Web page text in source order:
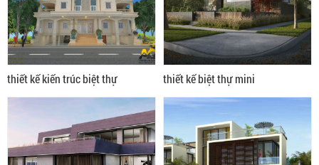
thiết kế kiến trúc biệt thự thiết kế biệt thự mini